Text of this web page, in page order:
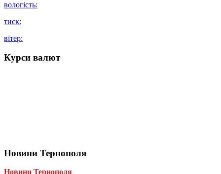
вологість:
тиск:
вітер:
Курси валют
Новини Тернополя
Новини Тернополя